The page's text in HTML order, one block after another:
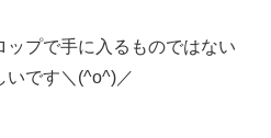
ップで手に入るものではない
いです＼(^o^)／